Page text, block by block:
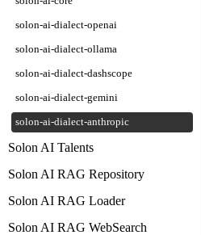
solon-ai-dialect-openai
solon-ai-dialect-ollama
solon-ai-dialect-dashscope
solon-ai-dialect-gemini
solon-ai-dialect-anthropic
Solon AI Talents
Solon AI RAG Repository
Solon AI RAG Loader
Solon AI RAG WebSearch